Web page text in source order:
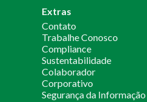
Extras
Contato
Trabalhe Conosco
Compliance
Sustentabilidade
Colaborador
Corporativo
Segurança da Informação